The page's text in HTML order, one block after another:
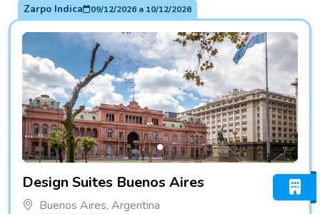
Zarpo Indica 09/12/2026a 10/12/2026
Design Suites Buenos Aires
Buenos Aires, Argentina